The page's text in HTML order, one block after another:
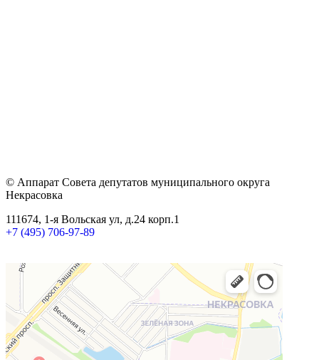
© Аппарат Совета депутатов муниципального округа
Некрасовка
111674, 1-я Вольская ул, д.24 корп.1
+7 (495) 706-97-89